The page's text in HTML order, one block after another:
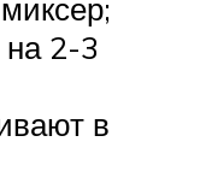
на 2-3
в